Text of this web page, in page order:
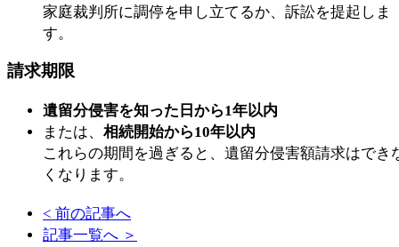
家庭裁判所に調停を申し立てるか、訴訟を提起しま
す。
請求期限
遺留分侵害を知った日から1年以内
または、 相続開始から10年以内
これらの期間を過ぎると、遺留分侵害額請求はでき
くなります。
< 前の記事へ
記事一覧へ ＞